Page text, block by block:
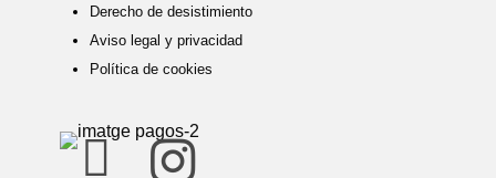
Derecho de desistimiento
Aviso legal y privacidad
Política de cookies
 